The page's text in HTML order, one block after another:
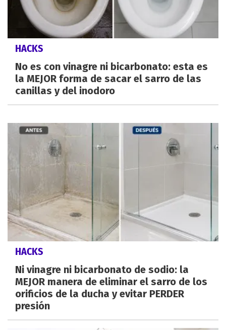
HACKS
No es con vinagre ni bicarbonato: esta es
la MEJOR forma de sacar el sarro de las
canillas y del inodoro
HACKS
Ni vinagre ni bicarbonato de sodio: la
MEJOR manera de eliminar el sarro de los
orificios de la ducha y evitar PERDER
presión